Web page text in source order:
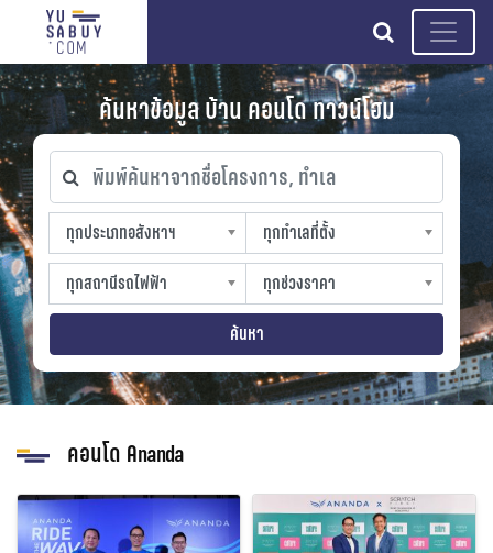
search
ค้นหาข้อมูล บ้าน คอนโด ทาวน์โฮม
พิมพ์ค้นหาจากชื่อโครงการ, ทำเล
ทุกประเภทอสังหาฯ
ทุกประเภทอสังหาฯ
sproperty
ทุกทำเลที่ตั้ง
ทุกทำเลที่ตั้ง
slocation
ทุกสถานีรถไฟฟ้า
ทุกสถานีรถไฟฟ้า
strain-station
ทุกช่วงราคา
ทุกช่วงราคา
sprice
ค้นหา
คอนโด Ananda